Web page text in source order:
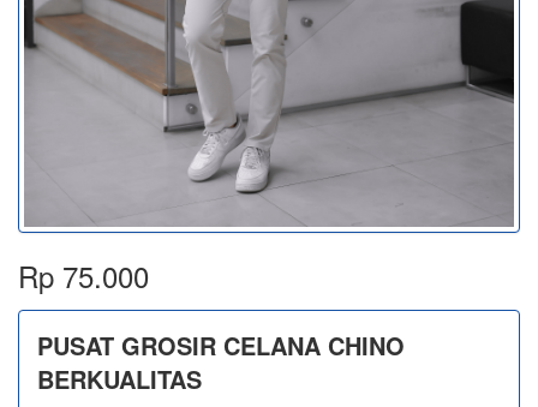
Rp 75.000
PUSAT GROSIR CELANA CHINO
BERKUALITAS